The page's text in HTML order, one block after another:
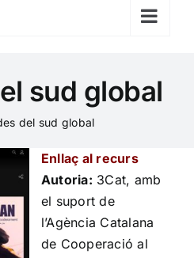
sud global
del sud global
Enllaç al recurs
Autoria: 3Cat, amb
el suport de
l’Agència Catalana
de Cooperació al